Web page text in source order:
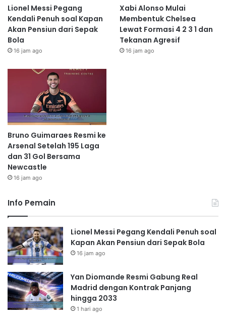
Lionel Messi Pegang
Kendali Penuh soal Kapan
Akan Pensiun dari Sepak
Bola
16 jam ago
Xabi Alonso Mulai
Membentuk Chelsea
Lewat Formasi 4 2 3 1 dan
Tekanan Agresif
16 jam ago
Bruno Guimaraes Resmi ke
Arsenal Setelah 195 Laga
dan 31 Gol Bersama
Newcastle
16 jam ago
Info Pemain
Lionel Messi Pegang Kendali Penuh soal
Kapan Akan Pensiun dari Sepak Bola
16 jam ago
Yan Diomande Resmi Gabung Real
Madrid dengan Kontrak Panjang
hingga 2033
1 hari ago